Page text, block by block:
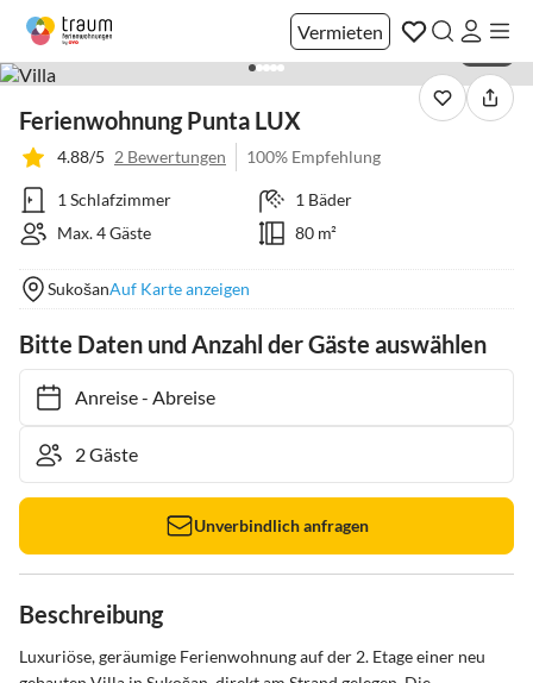
Vermieten
Ferienwohnung Punta LUX
4.88/5 2 Bewertungen 100% Empfehlung
1 Schlafzimmer
1 Bäder
Max. 4 Gäste
80 m²
SukošanAuf Karte anzeigen
Bitte Daten und Anzahl der Gäste auswählen
Anreise- Abreise
Unverbindlich anfragen
Beschreibung
Luxuriöse, geräumige Ferienwohnung auf der 2. Etage einer neu